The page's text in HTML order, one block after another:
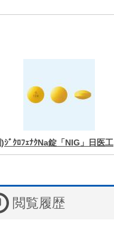
ﾞｸﾛﾌｪﾅｸNa錠「NIG」日医工
閲覧履歴